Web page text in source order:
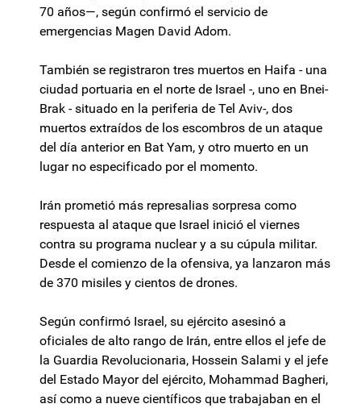
70 años—, según confirmó el servicio de
emergencias Magen David Adom.
También se registraron tres muertos en Haifa - una
ciudad portuaria en el norte de Israel -, uno en Bnei-
Brak - situado en la periferia de Tel Aviv-, dos
muertos extraídos de los escombros de un ataque
del día anterior en Bat Yam, y otro muerto en un
lugar no especificado por el momento.
Irán prometió más represalias sorpresa como
respuesta al ataque que Israel inició el viernes
contra su programa nuclear y a su cúpula militar.
Desde el comienzo de la ofensiva, ya lanzaron más
de 370 misiles y cientos de drones.
Según confirmó Israel, su ejército asesinó a
oficiales de alto rango de Irán, entre ellos el jefe de
la Guardia Revolucionaria, Hossein Salami y el jefe
del Estado Mayor del ejército, Mohammad Bagheri,
así como a nueve científicos que trabajaban en el